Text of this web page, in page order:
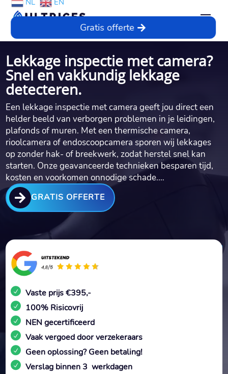
NL EN
Gratis offerte
Lekkage inspectie met camera?
Snel en vakkundig lekkage
detecteren.
Een lekkage inspectie met camera geeft jou direct een
helder beeld van verborgen problemen in je leidingen,
plafonds of muren.​ Met een thermische camera,
rioolcamera of endoscoopcamera sporen wij lekkages
op zonder hak- of breekwerk, zodat herstel snel kan
starten.​ Onze geavanceerde technieken besparen tijd,
kosten en voorkomen onnodige schade.​…
 GRATIS OFFERTE
Vaste prijs €395,-
100% Risicovrij
NEN gecertificeerd
Vaak vergoed door verzekeraars
Geen oplossing? Geen betaling!
Verslag binnen 3 werkdagen